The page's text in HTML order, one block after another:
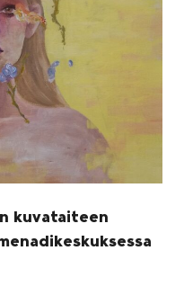
kuvataiteen